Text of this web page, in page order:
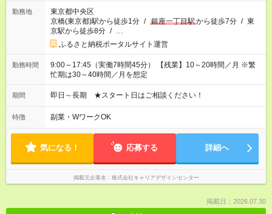
勤務地
東京都中央区
京橋(東京都)駅から徒歩1分 / 銀座一丁目駅から徒歩7分 / 東
京駅から徒歩8分 / …
ふるさと納税ポータルサイト運営
勤務時間
9:00～17:45（実働7時間45分） 【残業】10～20時間／月 ※繁
忙期は30～40時間／月を想定
期間 即日～長期 ★スタート日はご相談ください！
特徴 副業・WワークOK
気になる！ 応募する 詳細へ
掲載元企業名 株式会社キャリアデザインセンター
掲載日：2026.07.30